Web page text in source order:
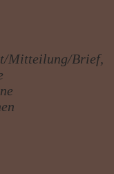
Mitteilung/Brief,